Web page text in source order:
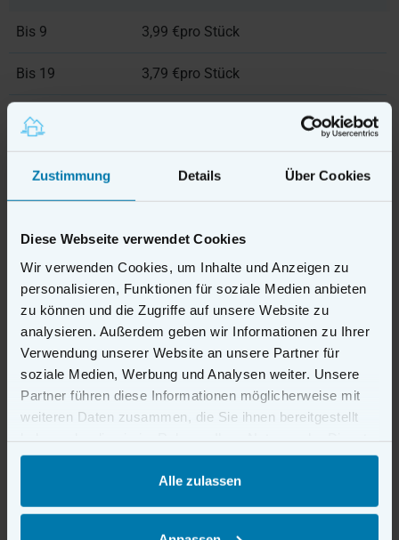
Zustimmung Details Über Cookies
Diese Webseite verwendet Cookies
Wir verwenden Cookies, um Inhalte und Anzeigen zu
personalisieren, Funktionen für soziale Medien anbieten
zu können und die Zugriffe auf unsere Website zu
analysieren. Außerdem geben wir Informationen zu Ihrer
Verwendung unserer Website an unsere Partner für
soziale Medien, Werbung und Analysen weiter. Unsere
Partner führen diese Informationen möglicherweise mit
weiteren Daten zusammen, die Sie ihnen bereitgestellt
gesammelt haben.
Alle zulassen
Bis 9 3,99 €pro Stück
Bis 19 3,79 €pro Stück
Bis
Ab50 3,19 €pro Stück
Beschreibung
Widerrufsbelehrung
Die Widerrufsbelehrung bietet Vermietern eine
rechtssichere und klar formulierte Grundlage zur
Information ihrer Vertragspartner über das gesetzliche
Widerrufsrecht. Das Formular entspricht den aktuellen
gesetzlichen Vorgaben und stellt alle erforderlichen
Hinweise zum Beginn, Umfang und Ablauf der
Widerrufsfrist übersichtlich dar. Durch präzise
Formulierungen und eine verständliche Struktur erleichtert
es die korrekte Umsetzung der Informationspflichten. Ideal
für Vermieter, die ihre Vertragsunterlagen vollständig,
transparent und rechtlich einwandfrei gestalten möchten.